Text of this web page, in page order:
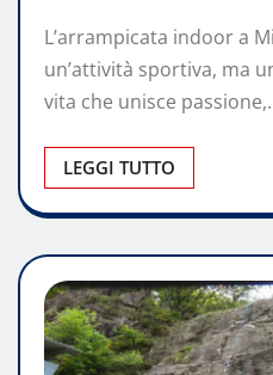
L’arrampicata indoor a
un’attività sportiva, ma
vita che unisce
LEGGI TUTTO